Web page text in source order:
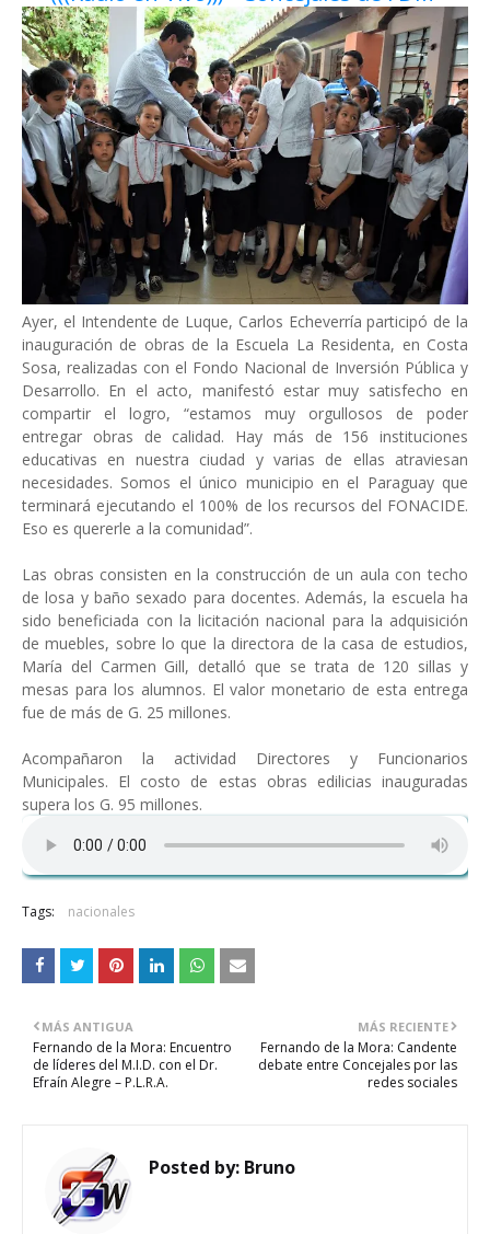
Ayer, el Intendente de Luque, Carlos Echeverría participó de la
inauguración de obras de la Escuela La Residenta, en Costa
Sosa, realizadas con el Fondo Nacional de Inversión Pública y
Desarrollo. En el acto, manifestó estar muy satisfecho en
compartir el logro, “estamos muy orgullosos de poder
entregar obras de calidad. Hay más de 156 instituciones
educativas en nuestra ciudad y varias de ellas atraviesan
necesidades. Somos el único municipio en el Paraguay que
terminará ejecutando el 100% de los recursos del FONACIDE.
Eso es quererle a la comunidad”.
Las obras consisten en la construcción de un aula con techo
de losa y baño sexado para docentes. Además, la escuela ha
sido beneficiada con la licitación nacional para la adquisición
de muebles, sobre lo que la directora de la casa de estudios,
María del Carmen Gill, detalló que se trata de 120 sillas y
mesas para los alumnos. El valor monetario de esta entrega
fue de más de G. 25 millones.
Acompañaron la actividad Directores y Funcionarios
Municipales. El costo de estas obras edilicias inauguradas
supera los G. 95 millones.
Tags: nacionales
MÁS RECIENTE
Fernando de la Mora: Candente
debate entre Concejales por las
redes sociales
MÁS ANTIGUA
Fernando de la Mora: Encuentro
de líderes del M.I.D. con el Dr.
Efraín Alegre – P.L.R.A.
Posted by: Bruno